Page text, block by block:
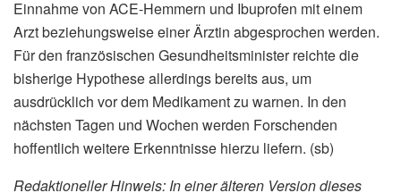
Einnahme von ACE-Hemmern und Ibuprofen mit einem
Arzt beziehungsweise einer Ärztin abgesprochen werden.
Für den französischen Gesundheitsminister reichte die
bisherige Hypothese allerdings bereits aus, um
ausdrücklich vor dem Medikament zu warnen. In den
nächsten Tagen und Wochen werden Forschenden
hoffentlich weitere Erkenntnisse hierzu liefern. (sb)
Redaktioneller Hinweis: In einer älteren Version dieses